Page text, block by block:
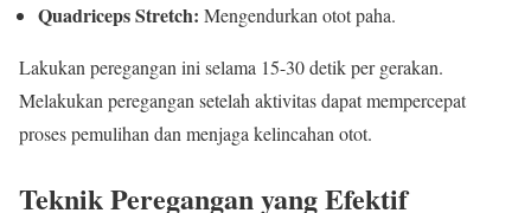
Quadriceps Stretch: Mengendurkan otot paha.
Lakukan peregangan ini selama 15-30 detik per gerakan.
Melakukan peregangan setelah aktivitas dapat mempercepat
proses pemulihan dan menjaga kelincahan otot.
Teknik Peregangan yang Efektif